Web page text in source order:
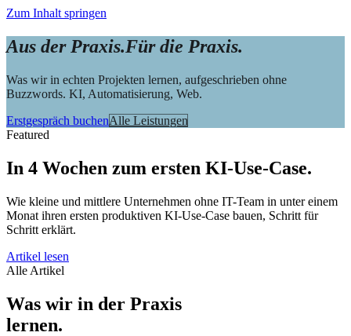
Zum Inhalt springen
Aus der Praxis.Für die Praxis.
Was wir in echten Projekten lernen, aufgeschrieben ohne
Buzzwords. KI, Automatisierung, Web.
Erstgespräch buchenAlle Leistungen
Featured
In 4 Wochen zum ersten KI-Use-Case.
Wie kleine und mittlere Unternehmen ohne IT-Team in unter einem
Monat ihren ersten produktiven KI-Use-Case bauen, Schritt für
Schritt erklärt.
Artikel lesen
Alle Artikel
Was wir in der Praxis
lernen.